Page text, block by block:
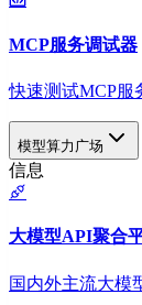
MCP服务调试器
快速测试MCP服
模型算力广场
信息
大模型API聚合
国内外主流大模